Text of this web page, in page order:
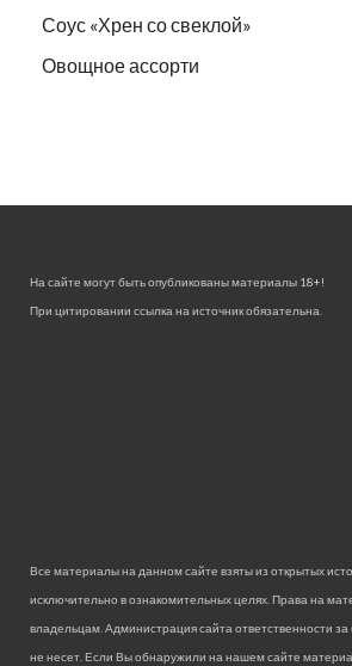
Соус «Хрен со свеклой»
Овощное ассорти
На сайте могут быть опубликованы материалы 18+!
При цитировании ссылка на источник обязательна.
Все материалы на данном сайте взяты из открытых
исключительно в ознакомительных целях. Права на
владельцам. Администрация сайта ответственности
не несет. Если Вы обнаружили на нашем сайте